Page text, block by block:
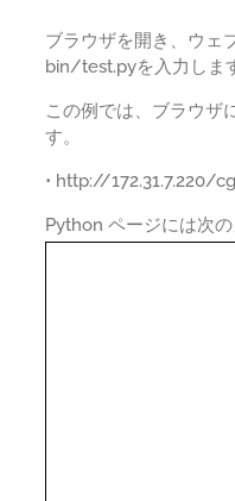
ブラウザを開き、ウェ
bin/test.pyを入力しま
この例では、ブラウザ
す。
• http://172.31.7.220/
Python ページには次の